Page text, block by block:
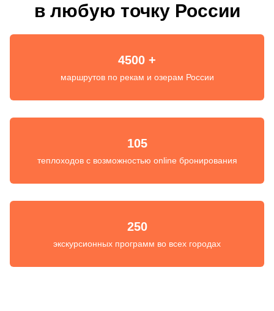
в любую точку России
4500 +
маршрутов по рекам и озерам России
105
теплоходов с возможностью online бронирования
250
экскурсионных программ во всех городах